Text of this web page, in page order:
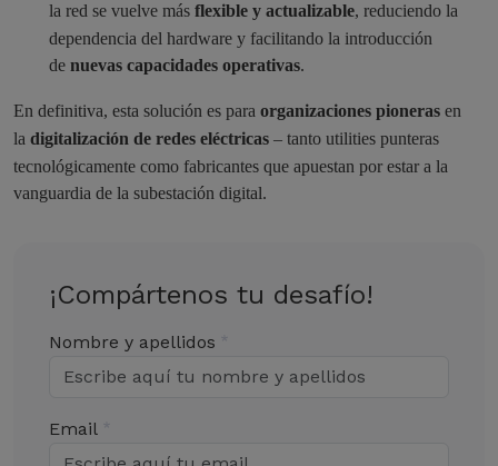
la red se vuelve más flexible y actualizable, reduciendo la
dependencia del hardware y facilitando la introducción
de nuevas capacidades operativas.
En definitiva, esta solución es para organizaciones pioneras en
la digitalización de redes eléctricas – tanto utilities punteras
tecnológicamente como fabricantes que apuestan por estar a la
vanguardia de la subestación digital.
¡Compártenos tu desafío!
Nombre y apellidos
Email